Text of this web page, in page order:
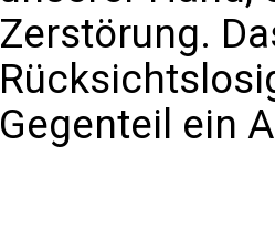
Zerstörung.
Gegenteil ein